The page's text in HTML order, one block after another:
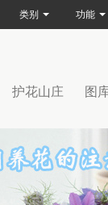
护花山庄 图
类别 功能